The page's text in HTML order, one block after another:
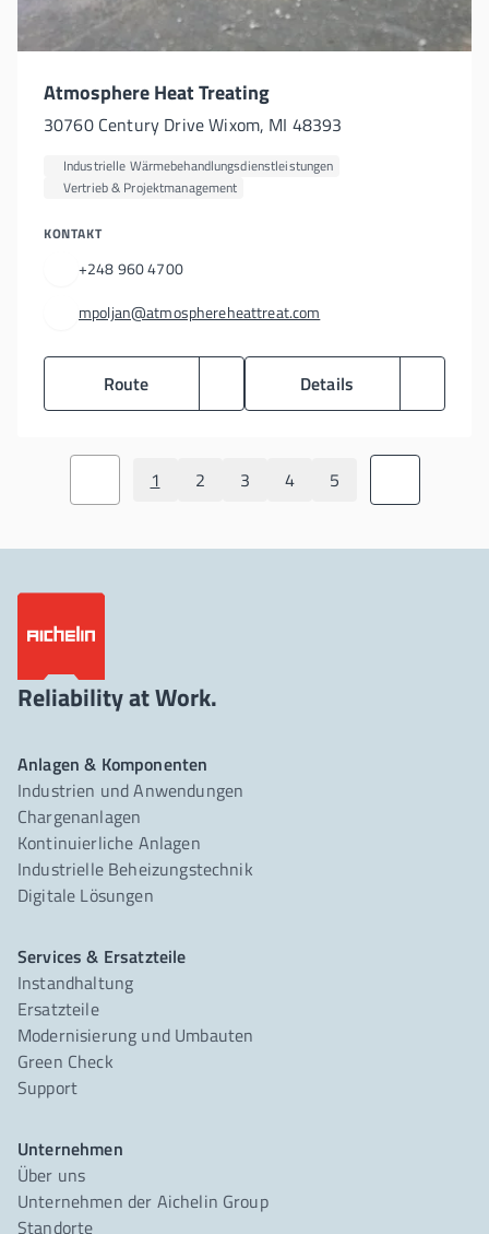
Atmosphere Heat Treating
30760 Century Drive Wixom, MI 48393
Industrielle Wärmebehandlungsdienstleistungen
Vertrieb & Projektmanagement
KONTAKT
+248 960 4700
mpoljan@atmosphereheattreat.com
Route Details
1 2 3 4 5
Reliability at Work.
Anlagen & Komponenten
Industrien und Anwendungen
Chargenanlagen
Kontinuierliche Anlagen
Industrielle Beheizungstechnik
Digitale Lösungen
Services & Ersatzteile
Instandhaltung
Ersatzteile
Modernisierung und Umbauten
Green Check
Support
Unternehmen
Über uns
Unternehmen der Aichelin Group
Standorte